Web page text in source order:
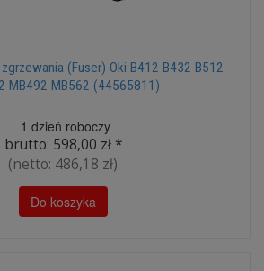
zgrzewania (Fuser) Oki B412 B432 B512
MB492 MB562 (44565811)
1 dzień roboczy
brutto: 598,00 zł*
(netto: 486,18 zł)
Do koszyka